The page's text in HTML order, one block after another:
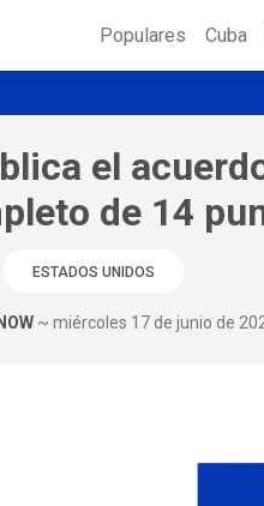
Populares Cuba
el
de 14
ESTADOS UNIDOS
~ miércoles 17 de junio de